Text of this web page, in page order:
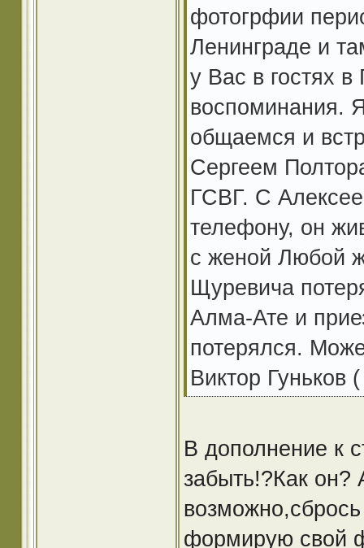
фотогрфии
Ленинграде и
у Вас в гостях в
воспоминания.
общаемся и
Сергеем
ГСВГ. С
телефону, он
с женой Любой
Щуревича
Алма-Ате и
потерялся.
Виктор Гуньков
В дополнение к
забыть!?Как
формирую свой